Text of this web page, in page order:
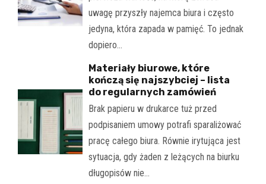
uwagę przyszły najemca biura i często
jedyna, która zapada w pamięć. To jednak
dopiero…
Materiały biurowe, które
kończą się najszybciej – lista
do regularnych zamówień
Brak papieru w drukarce tuż przed
podpisaniem umowy potrafi sparaliżować
pracę całego biura. Równie irytująca jest
sytuacja, gdy żaden z leżących na biurku
długopisów nie…